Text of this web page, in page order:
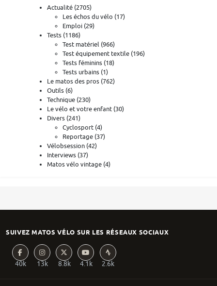
Actualité (2705)
Les échos du vélo (17)
Emploi (29)
Tests (1186)
Test matériel (966)
Test équipement textile (196)
Tests féminins (18)
Tests urbains (1)
Le matos des pros (762)
Outils (6)
Technique (230)
Le vélo et votre enfant (30)
Divers (241)
Cyclosport (4)
Reportage (37)
Vélobsession (42)
Interviews (37)
Matos vélo vintage (4)
SUIVEZ MATOS VÉLO SUR LES RÉSEAUX SOCIAUX
40k 13k 8.8k 4.1k 2.6k